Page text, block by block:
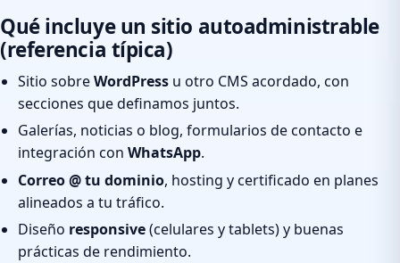
Qué incluye un sitio autoadministrable
(referencia típica)
Sitio sobreWordPress u otro CMS acordado, con
secciones que definamos juntos.
Galerías, noticias o blog, formularios de contacto e
integración con WhatsApp.
Correo @ tu dominio, hosting y certificado en planes
alineados a tu tráfico.
Diseño responsive(celulares y tablets) y buenas
prácticas de rendimiento.